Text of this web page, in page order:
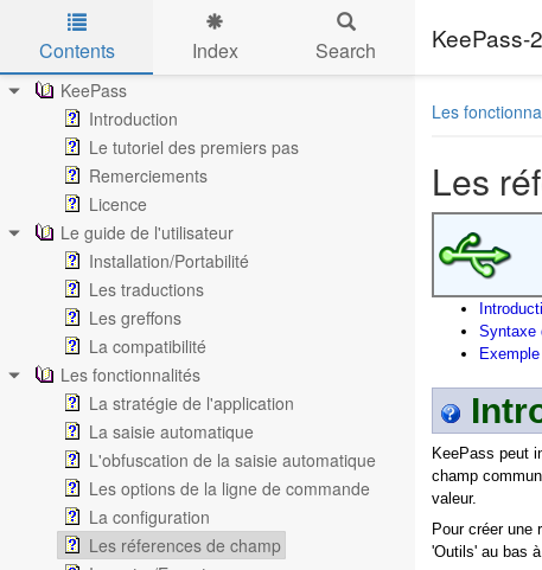
Skip to main content
KeePass-
Contents Index Search
KeePass
Introduction
Le tutoriel des premiers pas
Remerciements
Licence
Le guide de l'utilisateur
Installation/Portabilité
Les traductions
Les greffons
La compatibilité
Les fonctionnalités
La stratégie de l'application
La saisie automatique
L'obfuscation de la saisie automatique
Les options de la ligne de commande
La configuration
Les réferences de champ
Les
Les
Syntaxe
Exemple
KeePass peut
champ
valeur.
Pour créer une
'Outils' au bas